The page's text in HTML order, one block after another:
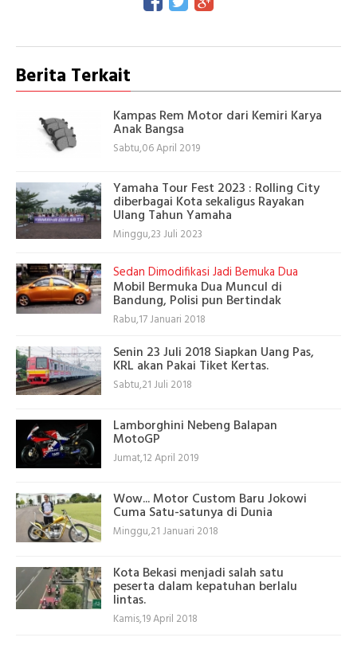
Berita Terkait
Kampas Rem Motor dari Kemiri Karya
Anak Bangsa
Sabtu,06 April 2019
Yamaha Tour Fest 2023 : Rolling City
diberbagai Kota sekaligus Rayakan
Ulang Tahun Yamaha
Minggu,23 Juli 2023
Sedan Dimodifikasi Jadi Bemuka Dua
Mobil Bermuka Dua Muncul di
Bandung, Polisi pun Bertindak
Rabu,17 Januari 2018
Senin 23 Juli 2018 Siapkan Uang Pas,
KRL akan Pakai Tiket Kertas.
Sabtu,21 Juli 2018
Lamborghini Nebeng Balapan
MotoGP
Jumat,12 April 2019
Wow... Motor Custom Baru Jokowi
Cuma Satu-satunya di Dunia
Minggu,21 Januari 2018
Kota Bekasi menjadi salah satu
peserta dalam kepatuhan berlalu
lintas.
Kamis,19 April 2018